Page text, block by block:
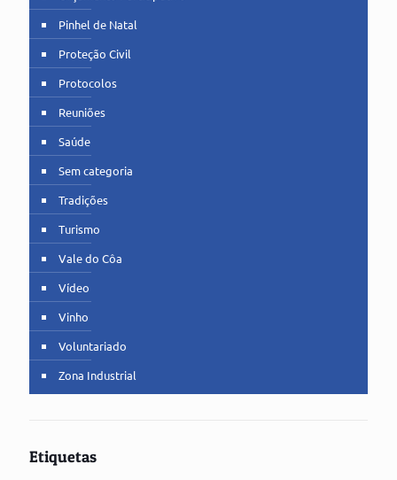
Pinhel de Natal
Proteção Civil
Protocolos
Reuniões
Saúde
Sem categoria
Tradições
Turismo
Vale do Côa
Vídeo
Vinho
Voluntariado
Zona Industrial
Etiquetas